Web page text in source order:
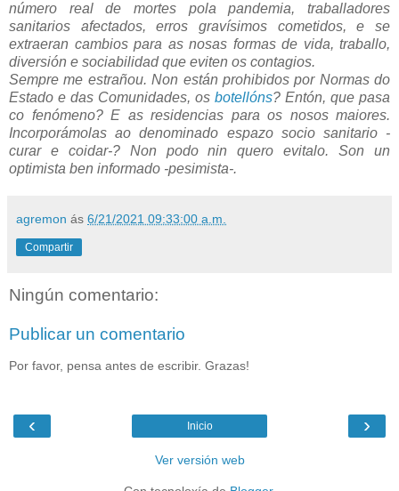
número real de mortes pola pandemia, traballadores
sanitarios afectados, erros gravísimos cometidos, e se
extraeran cambios para as nosas formas de vida, traballo,
diversión e sociabilidad que eviten os contagios.
Sempre me estrañou. Non están prohibidos por Normas do
Estado e das Comunidades, os botellóns? Entón, que pasa
co fenómeno? E as residencias para os nosos maiores.
Incorporámolas ao denominado espazo socio sanitario -
curar e coidar-? Non podo nin quero evitalo. Son un
optimista ben informado -pesimista-.
agremon ás 6/21/2021 09:33:00 a.m.
Compartir
Ningún comentario:
Publicar un comentario
Por favor, pensa antes de escribir. Grazas!
‹ ›
Inicio
Ver versión web